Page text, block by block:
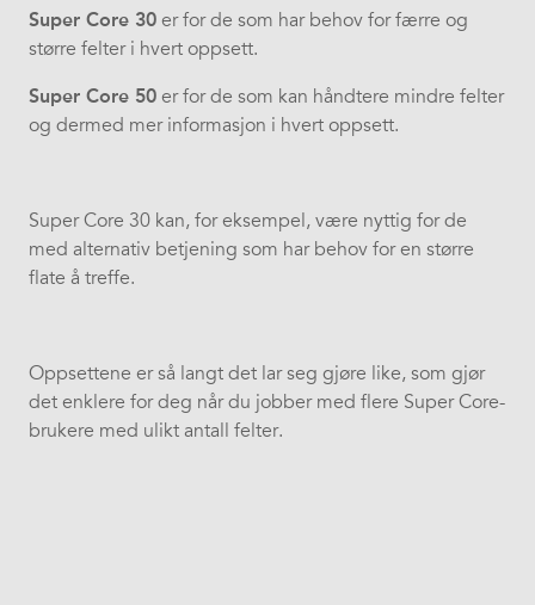
Super Core 30 er for de som har behov for færre og
større felter i hvert oppsett.
Super Core 50 er for de som kan håndtere mindre felter
og dermed mer informasjon i hvert oppsett.
Super Core 30 kan, for eksempel, være nyttig for de
med alternativ betjening som har behov for en større
flate å treffe.
Oppsettene er så langt det lar seg gjøre like, som gjør
det enklere for deg når du jobber med flere Super Core-
brukere med ulikt antall felter.